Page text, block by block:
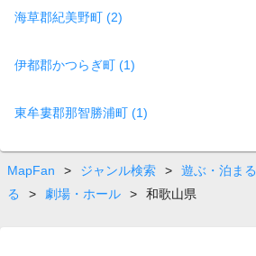
海草郡紀美野町 (2)
伊都郡かつらぎ町 (1)
東牟婁郡那智勝浦町 (1)
MapFan > ジャンル検索 > 遊ぶ・泊まる
る
> 劇場・ホール > 和歌山県